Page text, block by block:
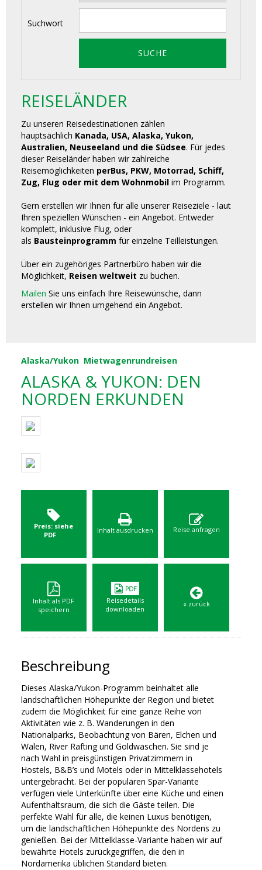
Suchwort
REISELÄNDER
Zu unseren Reisedestinationen zählen
hauptsächlich Kanada, USA, Alaska, Yukon,
Australien, Neuseeland und die Südsee. Für jedes
dieser Reiseländer haben wir zahlreiche
Reisemöglichkeiten perBus, PKW, Motorrad, Schiff,
Zug, Flug oder mit dem Wohnmobil im Programm.
Gern erstellen wir Ihnen für alle unserer Reiseziele - laut
Ihren speziellen Wünschen - ein Angebot. Entweder
komplett, inklusive Flug, oder
als Bausteinprogramm für einzelne Teilleistungen.
Über ein zugehöriges Partnerbüro haben wir die
Möglichkeit, Reisen weltweit zu buchen.
Mailen Sie uns einfach Ihre Reisewünsche, dann
erstellen wir Ihnen umgehend ein Angebot.
Alaska/Yukon Mietwagenrundreisen
ALASKA & YUKON: DEN
NORDEN ERKUNDEN
Preis: siehe
PDF
Inhalt ausdrucken Reise anfragen
Inhalt als PDF
speichern
Reisedetails
downloaden
« zurück
Beschreibung
Dieses Alaska/Yukon-Programm beinhaltet alle
landschaftlichen Höhepunkte der Region und bietet
zudem die Möglichkeit für eine ganze Reihe von
Aktivitäten wie z. B. Wanderungen in den
Nationalparks, Beobachtung von Bären, Elchen und
Walen, River Rafting und Goldwaschen. Sie sind je
nach Wahl in preisgünstigen Privatzimmern in
Hostels, B&B’s und Motels oder in Mittelklassehotels
untergebracht. Bei der populären Spar-Variante
verfügen viele Unterkünfte über eine Küche und einen
Aufenthaltsraum, die sich die Gäste teilen. Die
perfekte Wahl für alle, die keinen Luxus benötigen,
um die landschaftlichen Höhepunkte des Nordens zu
genießen. Bei der Mittelklasse-Variante haben wir auf
bewährte Hotels zurückgegriffen, die den in
Nordamerika üblichen Standard bieten.